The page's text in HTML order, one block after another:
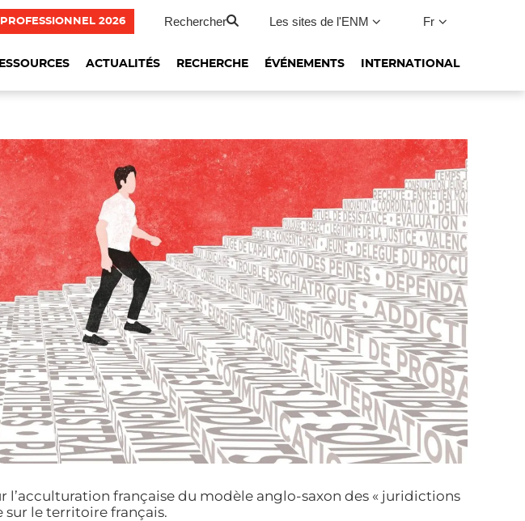
2026 Rechercher Les sites de l'ENM Fr
ACTUALITÉS RECHERCHE ÉVÉNEMENTS INTERNATIONAL
l’acculturation française du modèle anglo-saxon des « juridictions
le territoire français.